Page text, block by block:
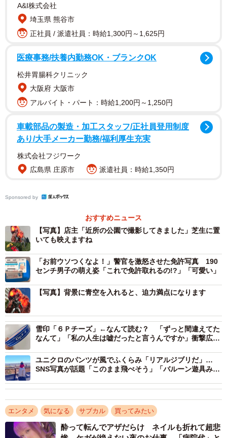
2/4
初回分は1週間で完売した「特撮爆破アクリルスタンド」（ベルク郎さん
提供）
発売前から「めちゃくちゃ欲しい」「推しのアク
スタと撮りたい」
同店がアクリルスタンドを手がけるのは今回が初めて。
アクスタといえば、キャラクターや人物をモチーフにした
ものがほとんどですが、店主がひらめいたのは撮影背景機
能を兼ね備えたものでした。
「単純に同じことをやっても面白くないな、せっかく製
作するのであればオリジナリティがあるものにしたいなと
思いました。特撮作中において、爆破シーンは圧倒的な迫
力と派手さから作品における『華』として大きな見せ場の
A&I株式会社
埼玉県 熊谷市
正社員 / 派遣社員：時給1,300円～1,625円
医療事務/扶養内勤務OK・ブランクOK
松井胃腸科クリニック
大阪府 大阪市
アルバイト・パート：時給1,200円～1,250円
車載部品の製造・加工スタッフ/正社員登用制度
あり/大手メーカー勤務/福利厚生充実
株式会社フジワーク
広島県 庄原市
派遣社員：時給1,350円
Sponsored by
おすすめニュース
【写真】店主「近所の公園で撮影してきました」芝生に置
いても映えますね
「お前ウソつくなよ！」警官を激怒させた免許写真 190
センチ男子の萌え姿「これで免許取れるの!?」「可愛い」
【写真】背景に青空を入れると、迫力満点になります
雪印「６Ｐチーズ」←なんて読む？ 「ずっと間違えてた
なんて」「私の人生は嘘だったと言うんですか」衝撃広が
ユニクロのパンツが風でふくらみ「リアルジブリだ」…
SNS写真が話題「このまま飛べそう」「バルーン遊具みた
エンタメ 気になる サブカル 買ってみたい
酔って転んでアザだらけ ネイルも折れて超悲